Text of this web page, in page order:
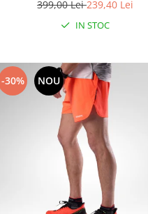
399,00 Lei239,40 Lei
IN STOC
-30% NOU